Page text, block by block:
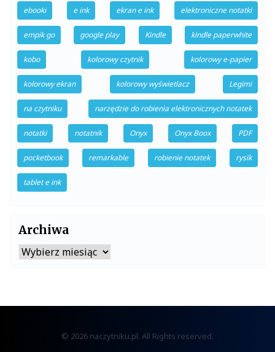
ebooki e ink ekran e ink elektroniczne notatki
empik go google play Kindle kindle paperwhite
kobo kolorowy czytnik kolorowy e-papier
kolorowy ekran kolorowy wyświetlacz Legimi
na czytniku narzędzie do robienia elektronicznych notatek
notatki notatnik Onyx Onyx Boox PDF
pocketbook remarkable robienie notatek rysik
tablet e ink
Archiwa
Archiwa
© 2026 naczytniku.pl. All Rights reserved.